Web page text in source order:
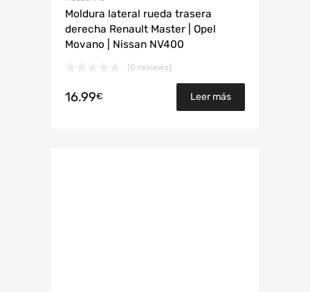
Moldura lateral rueda trasera
derecha Renault Master | Opel
Movano | Nissan NV400
(0 reviews)
16.99€ Leer más